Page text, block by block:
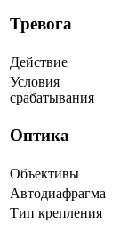
Тревога
Действие
Условия
срабатывания
Оптика
Объективы
Автодиафрагма
Тип крепления